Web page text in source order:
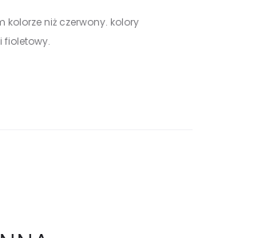
niż czerwony. kolory
fioletowy.